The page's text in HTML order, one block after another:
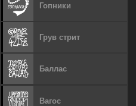
Гопники
Грув стрит
Баллас
Вагос